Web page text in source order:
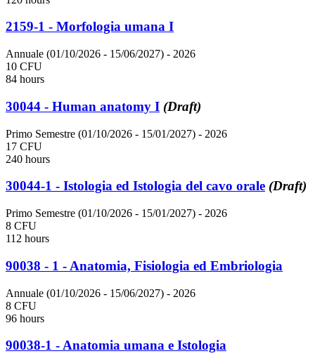
2159-1 - Morfologia umana I
Annuale (01/10/2026 - 15/06/2027) - 2026
10 CFU
84 hours
30044 - Human anatomy I (Draft)
Primo Semestre (01/10/2026 - 15/01/2027) - 2026
17 CFU
240 hours
30044-1 - Istologia ed Istologia del cavo orale (Draft)
Primo Semestre (01/10/2026 - 15/01/2027) - 2026
8 CFU
112 hours
90038 - 1 - Anatomia, Fisiologia ed Embriologia
Annuale (01/10/2026 - 15/06/2027) - 2026
8 CFU
96 hours
90038-1 - Anatomia umana e Istologia